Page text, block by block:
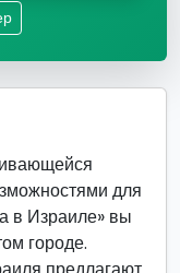
для
в Израиле» вы
городе.